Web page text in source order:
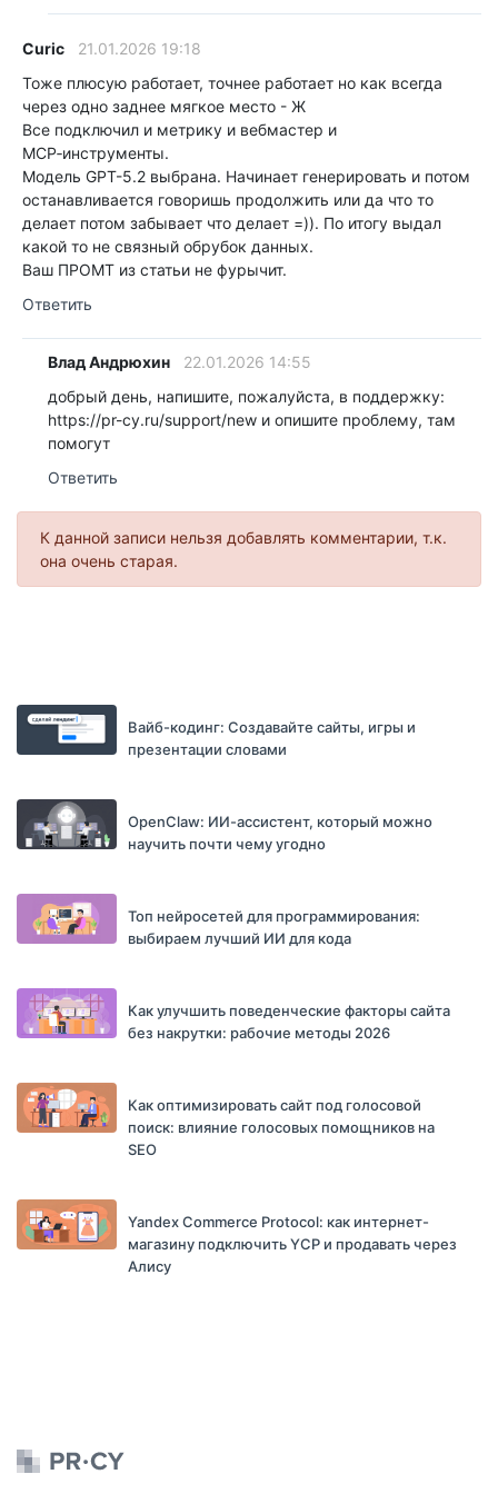
Curic
21.01.2026 19:18
Тоже плюсую работает, точнее работает но как всегда
через одно заднее мягкое место - Ж
Все подключил и метрику и вебмастер и
MCP‑инструменты.
Модель GPT-5.2 выбрана. Начинает генерировать и потом
останавливается говоришь продолжить или да что то
делает потом забывает что делает =)). По итогу выдал
какой то не связный обрубок данных.
Ваш ПРОМТ из статьи не фурычит.
Ответить
Влад Андрюхин
22.01.2026 14:55
добрый день, напишите, пожалуйста, в поддержку:
https://pr-cy.ru/support/new и опишите проблему, там
помогут
Ответить
К данной записи нельзя добавлять комментарии, т.к.
она очень старая.
Вайб-кодинг: Создавайте сайты, игры и
презентации словами
OpenClaw: ИИ-ассистент, который можно
научить почти чему угодно
Топ нейросетей для программирования:
выбираем лучший ИИ для кода
Как улучшить поведенческие факторы сайта
без накрутки: рабочие методы 2026
Как оптимизировать сайт под голосовой
поиск: влияние голосовых помощников на
SEO
Yandex Commerce Protocol: как интернет-
магазину подключить YCP и продавать через
Алису